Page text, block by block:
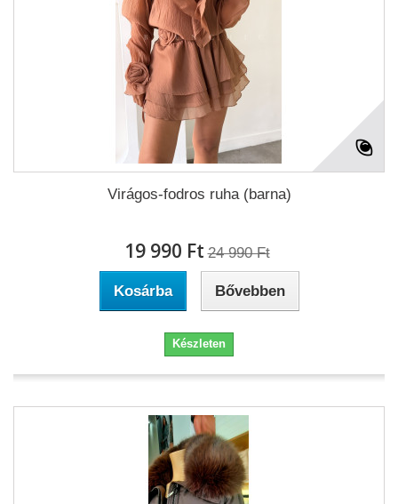
Virágos-fodros ruha (barna)
19 990 Ft‎ 24 990 Ft‎
Kosárba Bővebben
Készleten